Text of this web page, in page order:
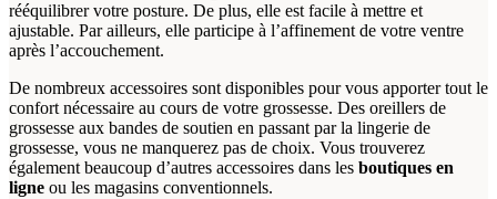
rééquilibrer votre posture. De plus, elle est facile à mettre et
ajustable. Par ailleurs, elle participe à l’affinement de votre ventre
après l’accouchement.
De nombreux accessoires sont disponibles pour vous apporter tout le
confort nécessaire au cours de votre grossesse. Des oreillers de
grossesse aux bandes de soutien en passant par la lingerie de
grossesse, vous ne manquerez pas de choix. Vous trouverez
également beaucoup d’autres accessoires dans les boutiques en
ligne ou les magasins conventionnels.